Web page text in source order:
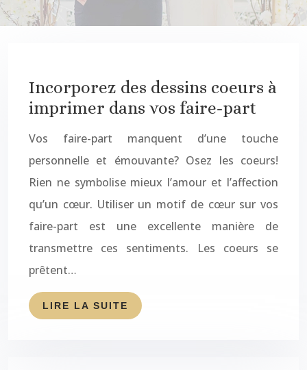
Incorporez des dessins coeurs à
imprimer dans vos faire-part
Vos faire-part manquent d’une touche
personnelle et émouvante? Osez les coeurs!
Rien ne symbolise mieux l’amour et l’affection
qu’un cœur. Utiliser un motif de cœur sur vos
faire-part est une excellente manière de
transmettre ces sentiments. Les coeurs se
prêtent…
LIRE LA SUITE